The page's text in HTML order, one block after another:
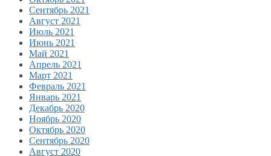
Сентябрь 2021
Август 2021
Июль 2021
Июнь 2021
Май 2021
Апрель 2021
Март 2021
Февраль 2021
Январь 2021
Декабрь 2020
Ноябрь 2020
Октябрь 2020
Сентябрь 2020
Август 2020